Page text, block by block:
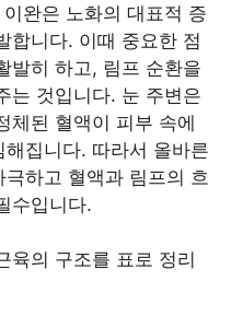
완은 노화의 대표적 증
합니다. 이때 중요한 점
발히 하고, 림프 순환을
는 것입니다. 눈 주변은
체된 혈액이 피부 속에
집니다. 따라서 올바른
하고 혈액과 림프의 흐
수입니다.
육의 구조를 표로 정리